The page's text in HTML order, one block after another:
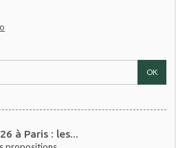
à Paris : les...